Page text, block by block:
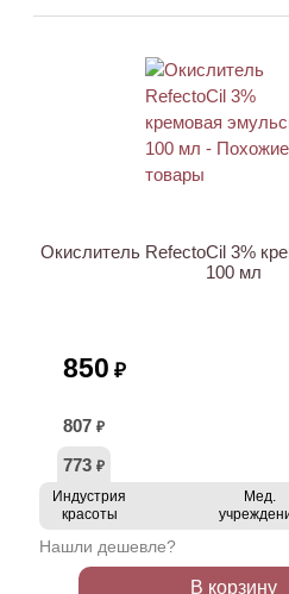
Окислитель RefectoCil 3%
100 мл
850 ₽
807 ₽
773 ₽
Индустрия
красоты
Мед.
Нашли дешевле?
В корзину